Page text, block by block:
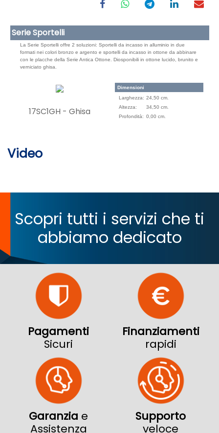
Serie Sportelli
La Serie Sportelli offre 2 soluzioni: Sportelli da incasso in alluminio in due
formati nei colori bronzo e argento e sportelli da incasso in ottone da abbinare
con le placche della Serie Antica Ottone. Diosponibili in ottone lucido, brunito e
verniciato ghisa.
17SC1GH - Ghisa
Dimensioni
Larghezza: 24,50 cm.
Altezza:
34,50 cm.
Profondità: 0,00 cm.
Video
Scopri tutti i servizi che ti
abbiamo dedicato
Pagamenti
Sicuri
Finanziamenti
rapidi
Garanzia e
Assistenza
Supporto
veloce